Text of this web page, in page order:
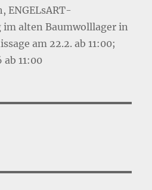
ENGELsART-
im alten Baumwolllager in
am 22.2. ab 11:00;
ab 11:00